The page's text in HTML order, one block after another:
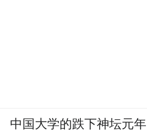
中国大学的跌下神坛元年